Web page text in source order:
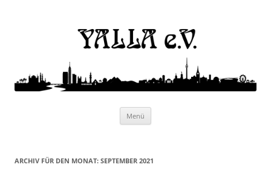
Menü
ARCHIV FÜR DEN MONAT: SEPTEMBER 2021